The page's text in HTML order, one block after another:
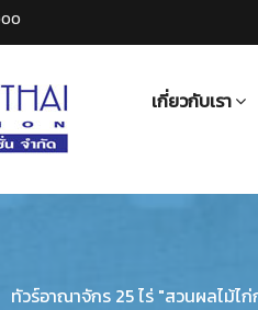
เกี่ยวกับเรา
ทัวร์อาณาจักร 25 ไร่ "สวนผลไม้ไ